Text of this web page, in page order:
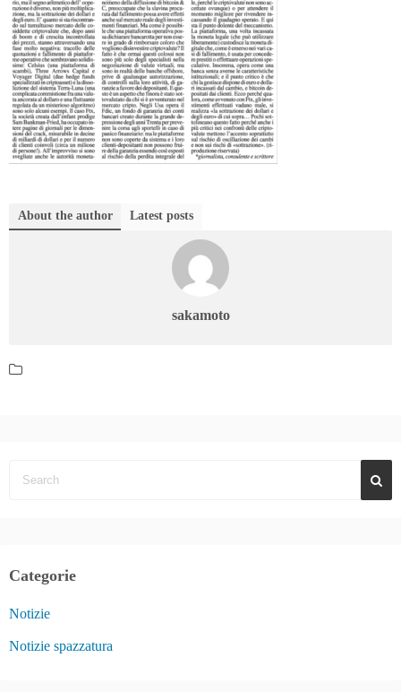
About the author Latest posts
sakamoto
Categorie
Notizie
Notizie spazzatura